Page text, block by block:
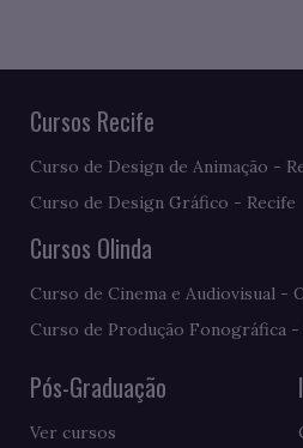
Cursos Recife
Curso de Design de Animação -
Curso de Design Gráfico - Recife
Cursos Olinda
Curso de Cinema e Audiovisual -
Curso de Produção Fonográfica -
Pós-Graduação
Ver cursos